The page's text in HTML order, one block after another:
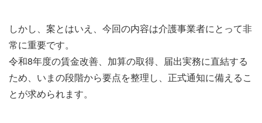
しかし、案とはいえ、今回の内容は介護事業者にとって非
常に重要です。
令和8年度の賃金改善、加算の取得、届出実務に直結する
ため、いまの段階から要点を整理し、正式通知に備えるこ
とが求められます。